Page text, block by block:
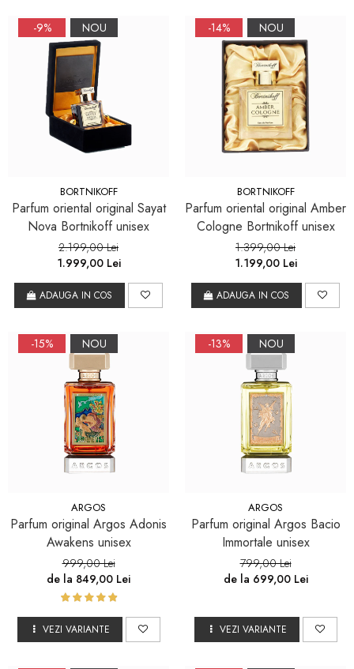
-9% NOU
BORTNIKOFF
Parfum oriental original Sayat
Nova Bortnikoff unisex
2.199,00 Lei
1.999,00 Lei
ADAUGA IN COS
-14% NOU
BORTNIKOFF
Parfum oriental original Amber
Cologne Bortnikoff unisex
1.399,00 Lei
1.199,00 Lei
ADAUGA IN COS
-15% NOU
ARGOS
Parfum original Argos Adonis
Awakens unisex
999,00 Lei
de la 849,00 Lei
VEZI VARIANTE
-13% NOU
ARGOS
Parfum original Argos Bacio
Immortale unisex
799,00 Lei
de la 699,00 Lei
VEZI VARIANTE